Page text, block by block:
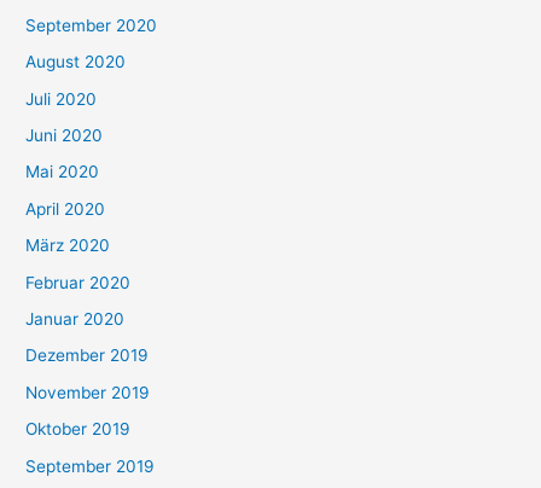
September 2020
August 2020
Juli 2020
Juni 2020
Mai 2020
April 2020
März 2020
Februar 2020
Januar 2020
Dezember 2019
November 2019
Oktober 2019
September 2019